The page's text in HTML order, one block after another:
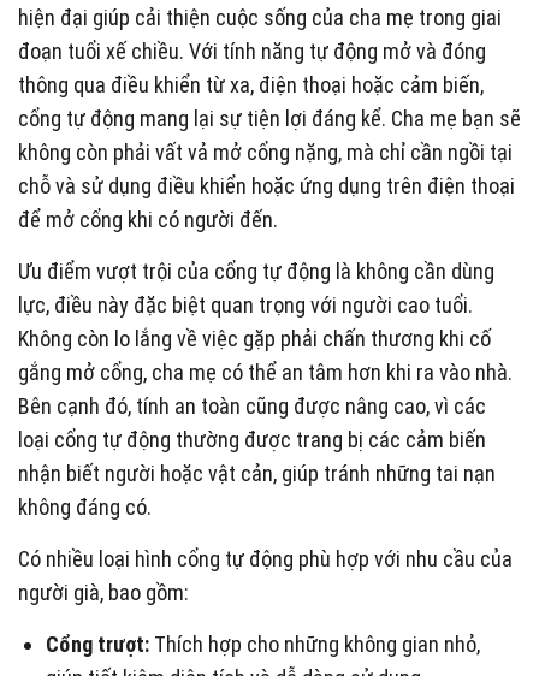
hiện đại giúp cải thiện cuộc sống của cha mẹ trong giai
đoạn tuổi xế chiều. Với tính năng tự động mở và đóng
thông qua điều khiển từ xa, điện thoại hoặc cảm biến,
cổng tự động mang lại sự tiện lợi đáng kể. Cha mẹ bạn sẽ
không còn phải vất vả mở cổng nặng, mà chỉ cần ngồi tại
chỗ và sử dụng điều khiển hoặc ứng dụng trên điện thoại
để mở cổng khi có người đến.
Ưu điểm vượt trội của cổng tự động là không cần dùng
lực, điều này đặc biệt quan trọng với người cao tuổi.
Không còn lo lắng về việc gặp phải chấn thương khi cố
gắng mở cổng, cha mẹ có thể an tâm hơn khi ra vào nhà.
Bên cạnh đó, tính an toàn cũng được nâng cao, vì các
loại cổng tự động thường được trang bị các cảm biến
nhận biết người hoặc vật cản, giúp tránh những tai nạn
không đáng có.
Có nhiều loại hình cổng tự động phù hợp với nhu cầu của
người già, bao gồm:
Cổng trượt: Thích hợp cho những không gian nhỏ,